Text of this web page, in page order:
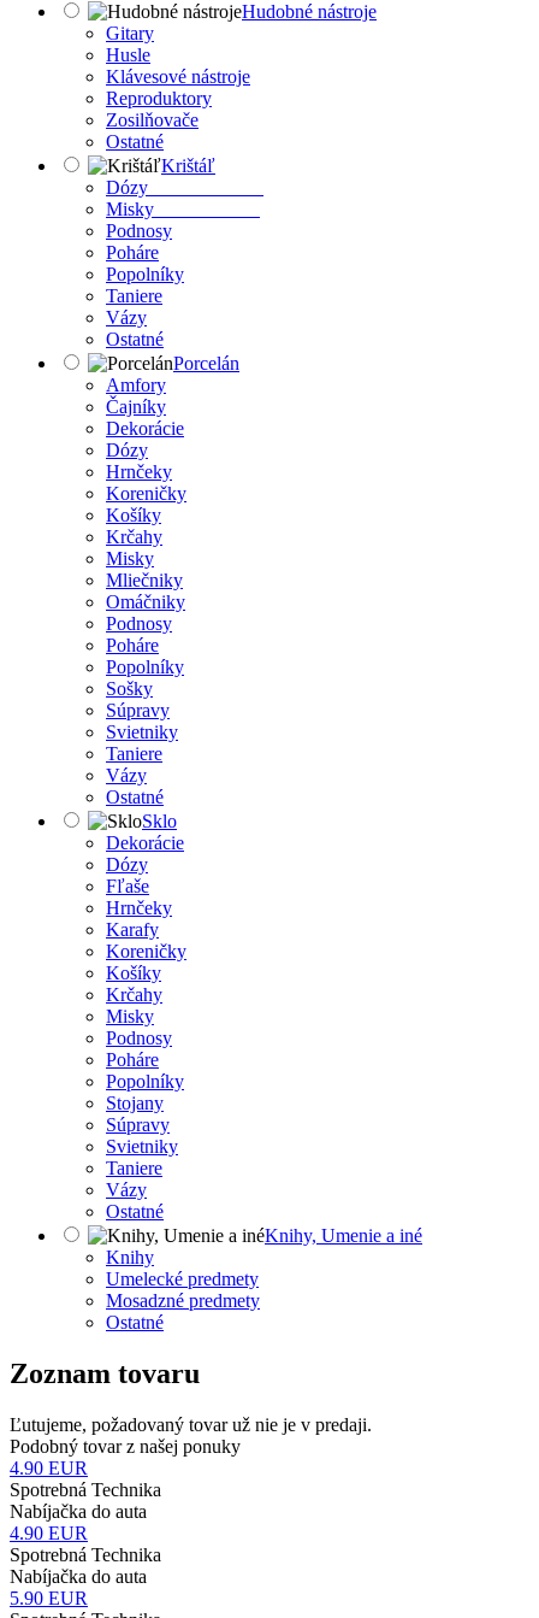
Hudobné nástroje
Gitary
Husle
Klávesové nástroje
Reproduktory
Zosilňovače
Ostatné
Krištáľ
Dózy
Misky
Podnosy
Poháre
Popolníky
Taniere
Vázy
Ostatné
Porcelán
Amfory
Čajníky
Dekorácie
Dózy
Hrnčeky
Koreničky
Košíky
Krčahy
Misky
Mliečniky
Omáčniky
Podnosy
Poháre
Popolníky
Sošky
Súpravy
Svietniky
Taniere
Vázy
Ostatné
Sklo
Dekorácie
Dózy
Fľaše
Hrnčeky
Karafy
Koreničky
Košíky
Krčahy
Misky
Podnosy
Poháre
Popolníky
Stojany
Súpravy
Svietniky
Taniere
Vázy
Ostatné
Knihy, Umenie a iné
Knihy
Umelecké predmety
Mosadzné predmety
Ostatné
Zoznam tovaru
Ľutujeme, požadovaný tovar už nie je v predaji.
Podobný tovar z našej ponuky
4.90 EUR
Spotrebná Technika
Nabíjačka do auta
4.90 EUR
Spotrebná Technika
Nabíjačka do auta
5.90 EUR